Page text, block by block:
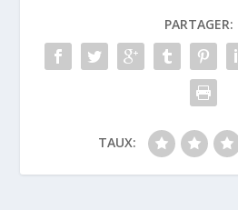
PARTAGER:
TAUX: